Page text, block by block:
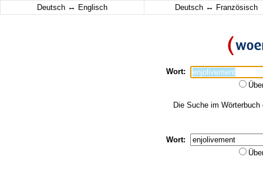
Deutsch ↔ Englisch Deutsch ↔ Französisch
Wort:
Die Suche im
Wort: